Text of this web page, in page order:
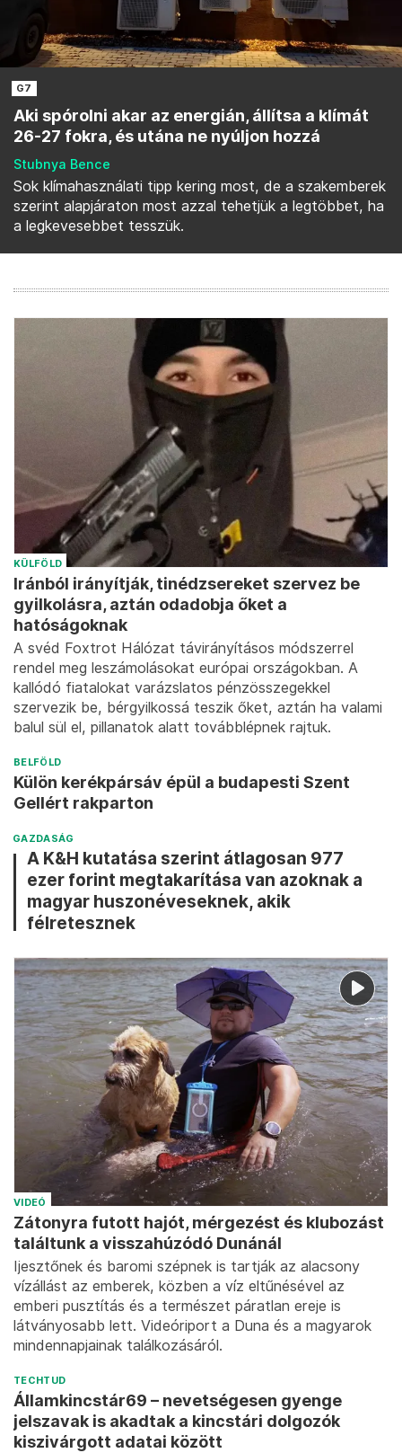
G7
Aki spórolni akar az energián, állítsa a klímát
26-27 fokra, és utána ne nyúljon hozzá
Stubnya Bence
Sok klímahasználati tipp kering most, de a szakemberek
szerint alapjáraton most azzal tehetjük a legtöbbet, ha
a legkevesebbet tesszük.
KÜLFÖLD
Iránból irányítják, tinédzsereket szervez be
gyilkolásra, aztán odadobja őket a
hatóságoknak
A svéd Foxtrot Hálózat távirányításos módszerrel
rendel meg leszámolásokat európai országokban. A
kallódó fiatalokat varázslatos pénzösszegekkel
szervezik be, bérgyilkossá teszik őket, aztán ha valami
balul sül el, pillanatok alatt továbblépnek rajtuk.
BELFÖLD
Külön kerékpársáv épül a budapesti Szent
Gellért rakparton
GAZDASÁG
A K&H kutatása szerint átlagosan 977
ezer forint megtakarítása van azoknak a
magyar huszonéveseknek, akik
félretesznek
VIDEÓ
Zátonyra futott hajót, mérgezést és klubozást
találtunk a visszahúzódó Dunánál
Ijesztőnek és baromi szépnek is tartják az alacsony
vízállást az emberek, közben a víz eltűnésével az
emberi pusztítás és a természet páratlan ereje is
látványosabb lett. Videóriport a Duna és a magyarok
mindennapjainak találkozásáról.
TECHTUD
Államkincstár69 – nevetségesen gyenge
jelszavak is akadtak a kincstári dolgozók
kiszivárgott adatai között